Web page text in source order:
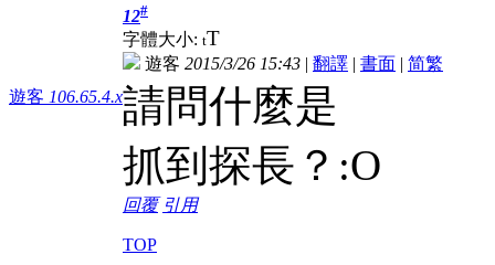
遊客 106.65.4.x
12#
字體大小: tT
遊客 2015/3/26 15:43 | 翻譯 | 書面 | 简繁
請問什麼是
抓到探長？:O
回覆 引用
TOP